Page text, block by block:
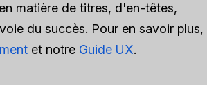
matière de titres, d'en-têtes,
du succès. Pour en savoir plus,
et notre Guide UX.